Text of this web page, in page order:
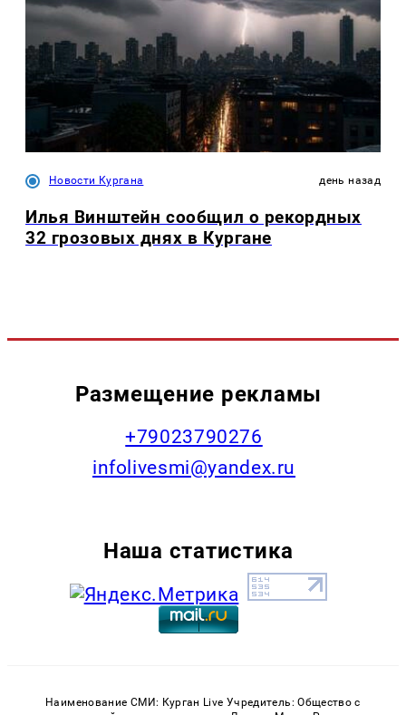
Новости Кургана день назад
Илья Винштейн сообщил о рекордных
32 грозовых днях в Кургане
Размещение рекламы
+79023790276
infolivesmi@yandex.ru
Наша статистика
Наименование СМИ: Курган Live Учредитель: Общество с